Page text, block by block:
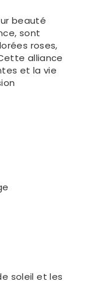
beauté
sont
roses,
alliance
et la vie
soleil et les